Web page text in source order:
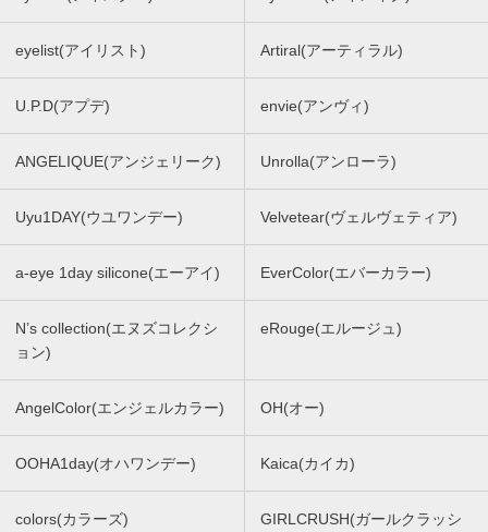
eyelist(アイリスト) Artiral(アーティラル)
U.P.D(アプデ) envie(アンヴィ)
ANGELIQUE(アンジェリーク) Unrolla(アンローラ)
Uyu1DAY(ウユワンデー) Velvetear(ヴェルヴェティア)
a-eye 1day silicone(エーアイ) EverColor(エバーカラー)
N’s collection(エヌズコレクシ
ョン)
eRouge(エルージュ)
AngelColor(エンジェルカラー) OH(オー)
OOHA1day(オハワンデー) Kaica(カイカ)
colors(カラーズ)
GIRLCRUSH(ガールクラッシ